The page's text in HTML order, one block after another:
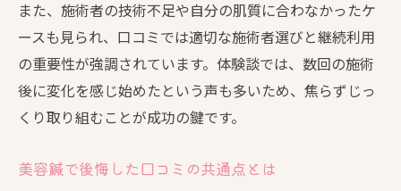
また、施術者の技術不足や自分の肌質に合わなかったケ
ースも見られ、口コミでは適切な施術者選びと継続利用
の重要性が強調されています。体験談では、数回の施術
後に変化を感じ始めたという声も多いため、焦らずじっ
くり取り組むことが成功の鍵です。
美容鍼で後悔した口コミの共通点とは